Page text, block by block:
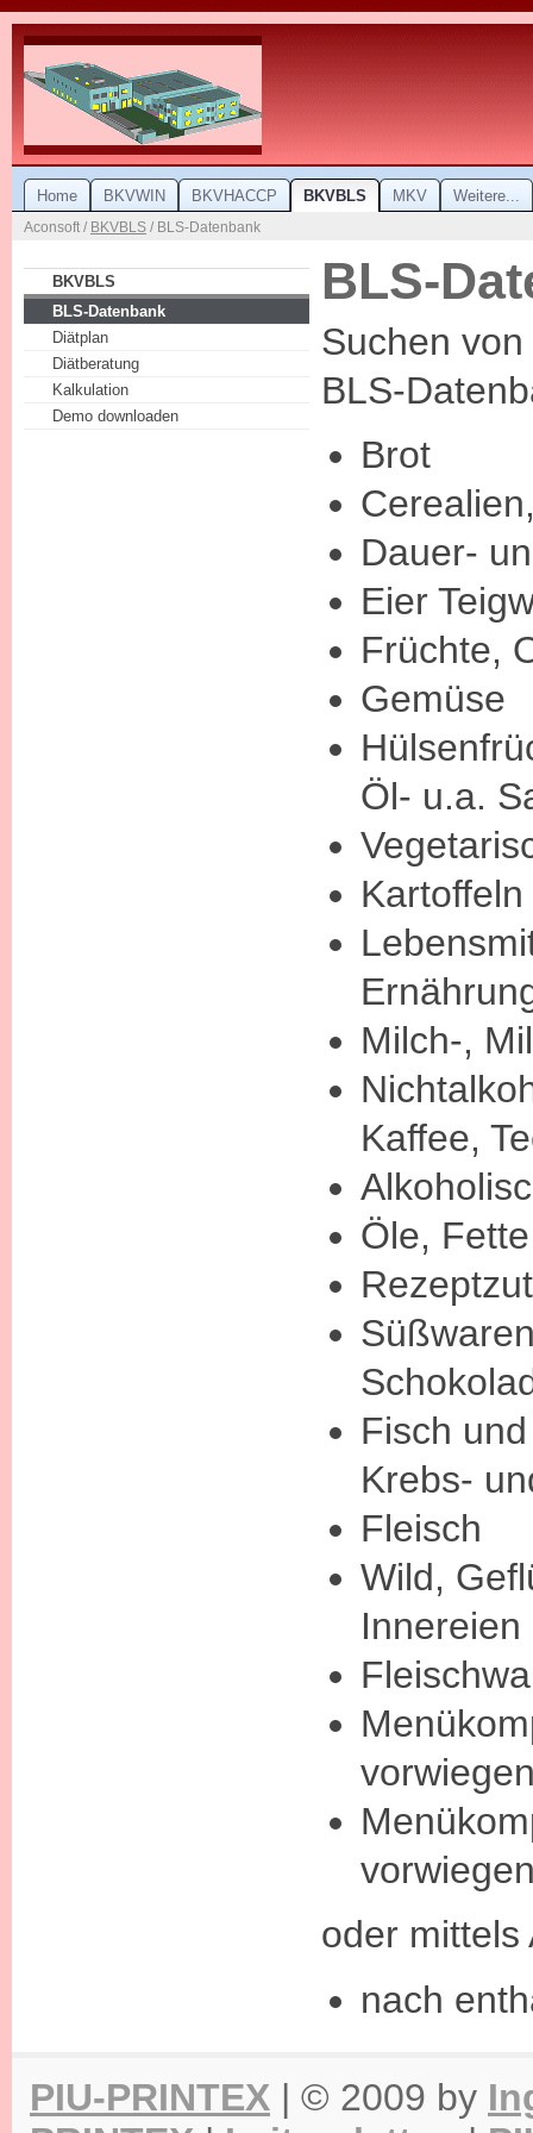
Home BKVWIN BKVHACCP BKVBLS MKV Weitere...
Aconsoft / BKVBLS / BLS-Datenbank
BKVBLS
BLS-Datenbank
Diätplan
Diätberatung
Kalkulation
Demo downloaden
BLS-
Suchen
BLS-
Brot
Dauer-
Eier
Früchte,
Gemüse
Öl- u.a.
Milch-,
Kaffee,
Öle,
Fisch
Krebs-
Fleisch
Wild,
Innereien
oder mittels
nach
PIU-PRINTEX | © 2009 by